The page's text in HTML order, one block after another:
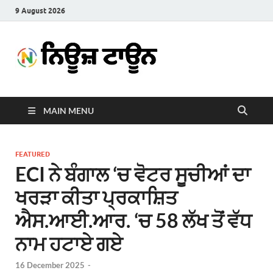
9 August 2026
Town
MAIN MENU
FEATURED
ECI ਨੇ ਬੰਗਾਲ ‘ਚ ਵੋਟਰ ਸੂਚੀਆਂ ਦਾ
ਖਰੜਾ ਕੀਤਾ ਪ੍ਰਕਾਸ਼ਿਤ
ਐਸ.ਆਈ.ਆਰ. ‘ਚ 58 ਲੱਖ ਤੋਂ ਵੱਧ
ਨਾਮ ਹਟਾਏ ਗਏ
16 December 2025 -